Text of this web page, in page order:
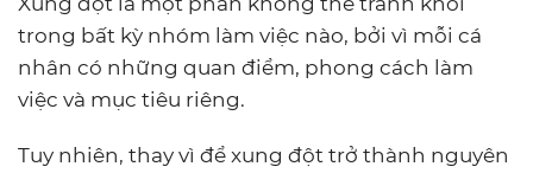
trong bất kỳ nhóm làm việc nào, bởi vì mỗi cá
nhân có những quan điểm, phong cách làm
việc và mục tiêu riêng.
Tuy nhiên, thay vì để xung đột trở thành nguyên